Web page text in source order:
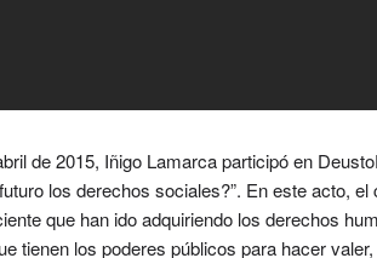
de 2015, Iñigo Lamarca participó en
los derechos sociales?”. En este acto,
que han ido adquiriendo los derechos
tienen los poderes públicos para hacer